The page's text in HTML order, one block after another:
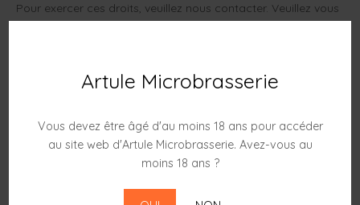
Artule Microbrasserie
Vous devez être âgé d'au moins 18 ans pour accéder
au site web d'Artule Microbrasserie. Avez-vous au
moins 18 ans ?
Pour exercer ces droits, veuillez nous contacter. Veuillez vous
mais vous avez également le droit de déposer une plainte
protection des données).
10. Coordonnées